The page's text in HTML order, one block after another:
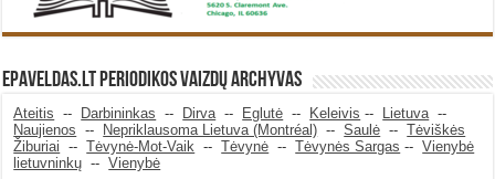
Epaveldas.LT periodikos vaizdų archyvas
Ateitis -- Darbininkas -- Dirva-- Eglutė -- Keleivis -- Lietuva--
Naujienos -- Nepriklausoma Lietuva (Montréal) --Saulė --Tėviškės
Žiburiai --Tėvynė-Mot-Vaik --Tėvynė --Tėvynės Sargas --Vienybė
lietuvninkų --Vienybė